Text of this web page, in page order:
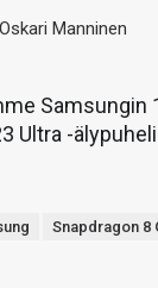
Oskari Manninen
Samsungin
Ultra -
Snapdragon 8